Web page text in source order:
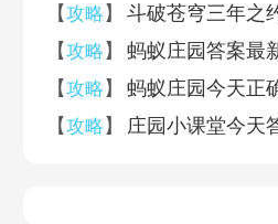
【攻略 】
斗破苍穹三年之
【攻略 】
【攻略 】
【攻略 】